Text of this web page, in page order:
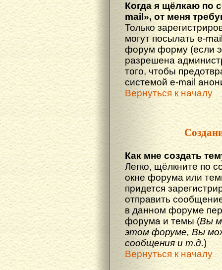
Когда я щёлкаю по
mail», от меня
Только
могут посылать e-
форум форму (если
разрешена
того, чтобы
системой e-mail
Вернуться к началу
Как мне создать
Легко, щёлкните по
окне форума или
придется
отправить
в данном форуме
форума и темы (Вы
этом форуме, Вы
сообщения и т.д.)
Вернуться к началу